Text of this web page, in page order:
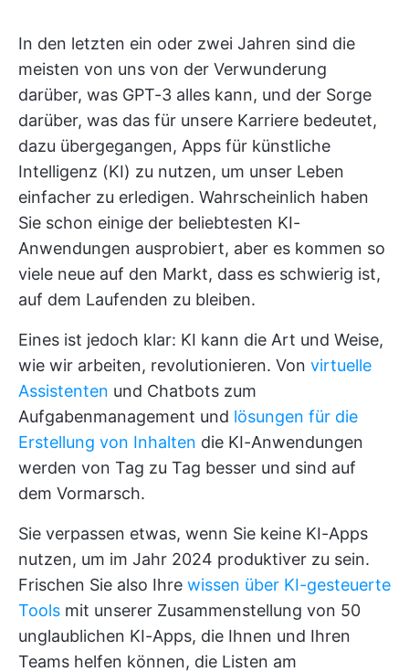
In den letzten ein oder zwei Jahren sind die
meisten von uns von der Verwunderung
darüber, was GPT-3 alles kann, und der Sorge
darüber, was das für unsere Karriere bedeutet,
dazu übergegangen, Apps für künstliche
Intelligenz (KI) zu nutzen, um unser Leben
einfacher zu erledigen. Wahrscheinlich haben
Sie schon einige der beliebtesten KI-
Anwendungen ausprobiert, aber es kommen so
viele neue auf den Markt, dass es schwierig ist,
auf dem Laufenden zu bleiben.
Eines ist jedoch klar: KI kann die Art und Weise,
wie wir arbeiten, revolutionieren. Von virtuelle
Assistenten und Chatbots zum
Aufgabenmanagement und lösungen für die
Erstellung von Inhalten die KI-Anwendungen
werden von Tag zu Tag besser und sind auf
dem Vormarsch.
Sie verpassen etwas, wenn Sie keine KI-Apps
nutzen, um im Jahr 2024 produktiver zu sein.
Frischen Sie also Ihre wissen über KI-gesteuerte
Tools mit unserer Zusammenstellung von 50
unglaublichen KI-Apps, die Ihnen und Ihren
Teams helfen können, die Listen am